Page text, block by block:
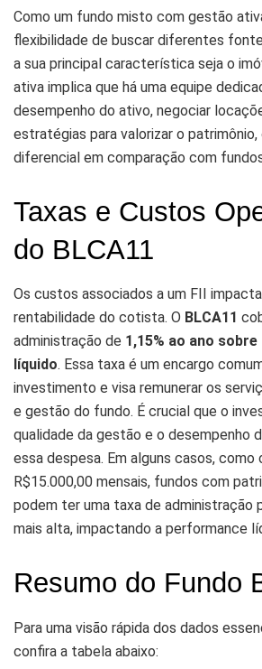
Como um fundo misto com gestão
flexibilidade de buscar diferentes
a sua principal característica seja o
ativa implica que há uma equipe
desempenho do ativo, negociar
estratégias para valorizar o
diferencial em comparação com
Taxas e Custos
do BLCA11
Os custos associados a um FII
rentabilidade do cotista. O BLCA11
administração de 1,15% ao ano
líquido. Essa taxa é um encargo
investimento e visa remunerar os
e gestão do fundo. É crucial que o
qualidade da gestão e o desempenho
essa despesa. Em alguns casos, como
R$15.000,00 mensais, fundos com
podem ter uma taxa de administração
mais alta, impactando a performance
Resumo do Fundo
Para uma visão rápida dos dados
confira a tabela abaixo: